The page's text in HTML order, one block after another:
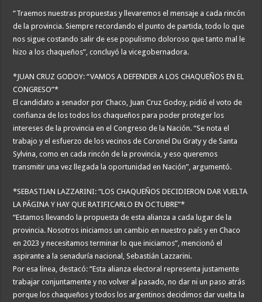
“Traemos nuestras propuestas y llevaremos el mensaje a cada rincón
de la provincia. Siempre recordando el punto de partida, todo lo que
nos sigue costando salir de ese populismo doloroso que tanto mal le
hizo a los chaqueños”, concluyó la vicegobernadora.
*JUAN CRUZ GODOY: “VAMOS A DEFENDER A LOS CHAQUEÑOS EN EL
CONGRESO”*
El candidato a senador por Chaco, Juan Cruz Godoy, pidió el voto de
confianza de los todos los chaqueños para poder proteger los
intereses de la provincia en el Congreso de la Nación. “Se nota el
trabajo y el esfuerzo de los vecinos de Coronel Du Graty y de Santa
Sylvina, como en cada rincón de la provincia, y eso queremos
transmitir una vez llegada la oportunidad en Nación”, argumentó.
*SEBASTIAN LAZZARINI: “LOS CHAQUEÑOS DECIDIERON DAR VUELTA
LA PÁGINA Y HAY QUE RATIFICARLO EN OCTUBRE”*
“Estamos llevando la propuesta de esta alianza a cada lugar de la
provincia. Nosotros iniciamos un cambio en nuestro país y en Chaco
en 2023 y necesitamos terminar lo que iniciamos”, mencionó el
aspirante a la senaduría nacional, Sebastián Lazzarini.
Por esa línea, destacó: “Esta alianza electoral representa justamente
trabajar conjuntamente y no volver al pasado, no dar ni un paso atrás
porque los chaqueños y todos los argentinos decidimos dar vuelta la